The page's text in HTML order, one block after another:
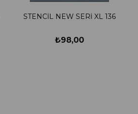
STENCİL NEW SERİ XL 136
₺98,00